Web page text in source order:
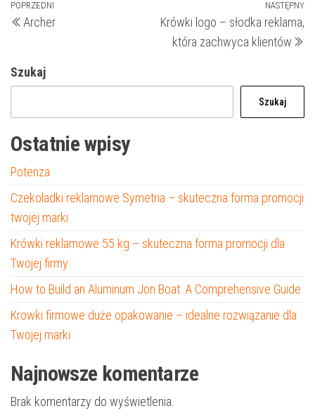
Nawigacja
wpisu
Poprzedni
wpis
POPRZEDNI
Archer
NASTĘPNY
Krówki logo – słodka reklama,
która zachwyca klientów
Szukaj
Szukaj
Ostatnie wpisy
Potenza
Czekoladki reklamowe Symetria – skuteczna forma promocji
twojej marki
Krówki reklamowe 55 kg – skuteczna forma promocji dla
Twojej firmy
How to Build an Aluminum Jon Boat: A Comprehensive Guide
Krowki firmowe duże opakowanie – idealne rozwiązanie dla
Twojej marki
Najnowsze komentarze
Brak komentarzy do wyświetlenia.